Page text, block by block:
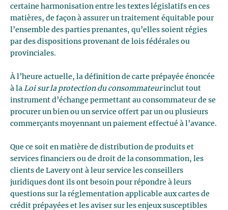
certaine harmonisation entre les textes législatifs en ces
matières, de façon à assurer un traitement équitable pour
l’ensemble des parties prenantes, qu’elles soient régies
par des dispositions provenant de lois fédérales ou
provinciales.
À l’heure actuelle, la définition de carte prépayée énoncée
à la Loi sur la protection du consommateurinclut tout
instrument d’échange permettant au consommateur de se
procurer un bien ou un service offert par un ou plusieurs
commerçants moyennant un paiement effectué à l’avance.
Que ce soit en matière de distribution de produits et
services financiers ou de droit de la consommation, les
clients de Lavery ont à leur service les conseillers
juridiques dont ils ont besoin pour répondre à leurs
questions sur la réglementation applicable aux cartes de
crédit prépayées et les aviser sur les enjeux susceptibles